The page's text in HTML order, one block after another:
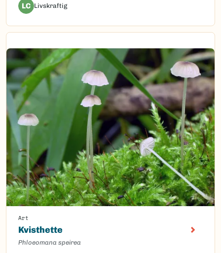
LC Livskraftig
Art
Kvisthette
Phloeomana speirea